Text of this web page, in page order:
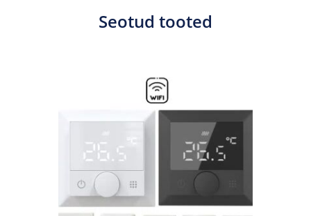
Seotud tooted